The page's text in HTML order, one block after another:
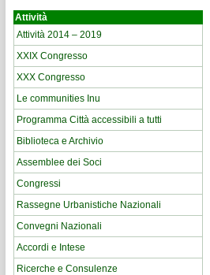
Attività
Attività 2014 – 2019
XXIX Congresso
XXX Congresso
Le communities Inu
Programma Città accessibili a tutti
Biblioteca e Archivio
Assemblee dei Soci
Congressi
Rassegne Urbanistiche Nazionali
Convegni Nazionali
Accordi e Intese
Ricerche e Consulenze